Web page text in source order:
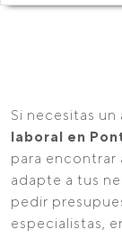
Si necesitas un
laboral en
para encontrar
adapte a tus
pedir
especialistas,